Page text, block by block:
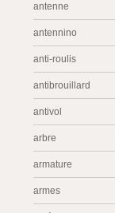
antenne
antennino
anti-roulis
antibrouillard
antivol
arbre
armature
armes